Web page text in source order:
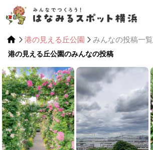
港の見える丘公園
みんなの投稿一覧
港の見える丘公園のみんなの投稿